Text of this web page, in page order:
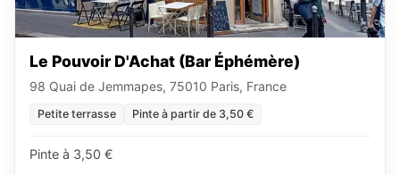
Le Pouvoir D'Achat (Bar Éphémère)
98 Quai de Jemmapes, 75010 Paris, France
Petite terrasse Pinte à partir de 3,50 €
Pinte à 3,50 €